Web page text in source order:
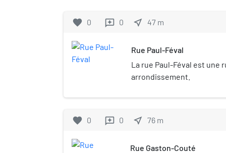
favorite 0 reviews 0 near_me 47 m
Rue Paul-Féval
La rue Paul-Féval est une
arrondissement.
favorite 0 reviews 0 near_me 76 m
Rue Gaston-Couté